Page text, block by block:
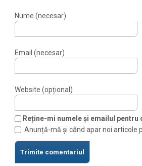
Nume (necesar)
Email (necesar)
Website (opțional)
Reține-mi numele și emailul
Anunță-mă și când apar noi articole